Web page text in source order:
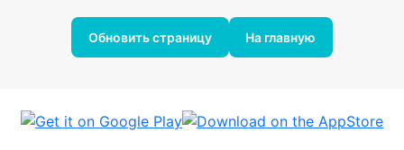
Обновить страницу На главную